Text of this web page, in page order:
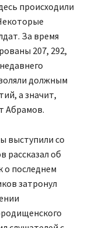
происходили
За время
207, 292,
должным
а значит,
Абрамов.
выступили со
рассказал об
о последнем
затронул